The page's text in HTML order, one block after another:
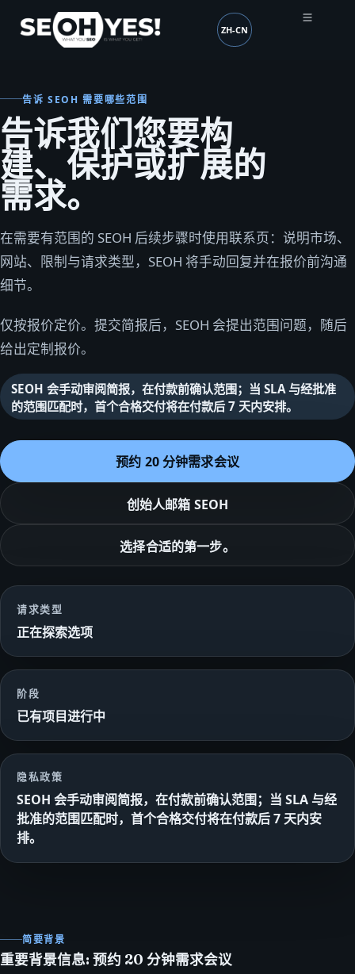
SEOH 语言 (mobile header)
ZH-CN
告诉 SEOH 需要哪些范围
告诉我们您要构
建、保护或扩展的
需求。
在需要有范围的 SEOH 后续步骤时使用联系页：说明市场、
网站、限制与请求类型，SEOH 将手动回复并在报价前沟通
细节。
仅按报价定价。提交简报后，SEOH 会提出范围问题，随后
给出定制报价。
SEOH 会手动审阅简报，在付款前确认范围；当 SLA 与经批准
的范围匹配时，首个合格交付将在付款后 7 天内安排。
预约 20 分钟需求会议
创始人邮箱 SEOH
选择合适的第一步。
请求类型
正在探索选项
阶段
已有项目进行中
隐私政策
SEOH 会手动审阅简报，在付款前确认范围；当 SLA 与经
批准的范围匹配时，首个合格交付将在付款后 7 天内安
排。
简要背景
重要背景信息: 预约 20 分钟需求会议